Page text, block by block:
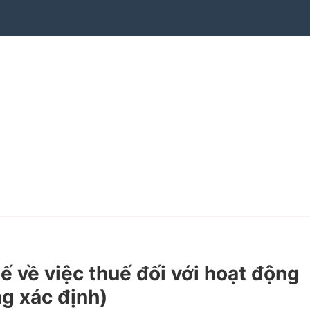
về việc thuế đối với hoạt động
xác định)